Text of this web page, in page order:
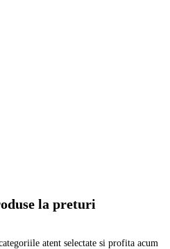
la preturi
atent selectate si profita acum